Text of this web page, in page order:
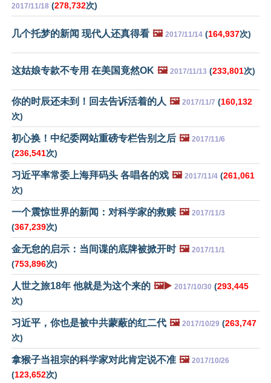
2017/11/18 (278,732次)
几个托梦的新闻 现代人还真得看 🖼️ 2017/11/14 (164,937次)
这姑娘专款不专用 在美国竟然OK 🖼️ 2017/11/13 (233,801次)
你的时辰还未到！回去告诉活着的人 🖼️ 2017/11/7 (160,132
次)
初心换！中纪委网站重磅专栏告别之后 🖼️ 2017/11/6
(236,541次)
习近平率常委上海拜码头 各唱各的戏 🖼️ 2017/11/4 (261,061
次)
一个震惊世界的新闻：对科学家的救赎 🖼️ 2017/11/3
(367,239次)
金无怠的启示：当间谍的底牌被掀开时 🖼️ 2017/11/1
(753,896次)
人世之旅18年 他就是为这个来的 🖼️▶️ 2017/10/30 (293,445
次)
习近平，你也是被中共蒙蔽的红二代 🖼️ 2017/10/29 (263,747
次)
拿猴子当祖宗的科学家对此肯定说不准 🖼️ 2017/10/26
(123,652次)